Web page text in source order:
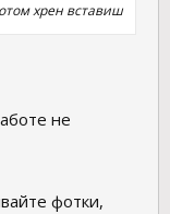
хрен вставиш
не
фотки,